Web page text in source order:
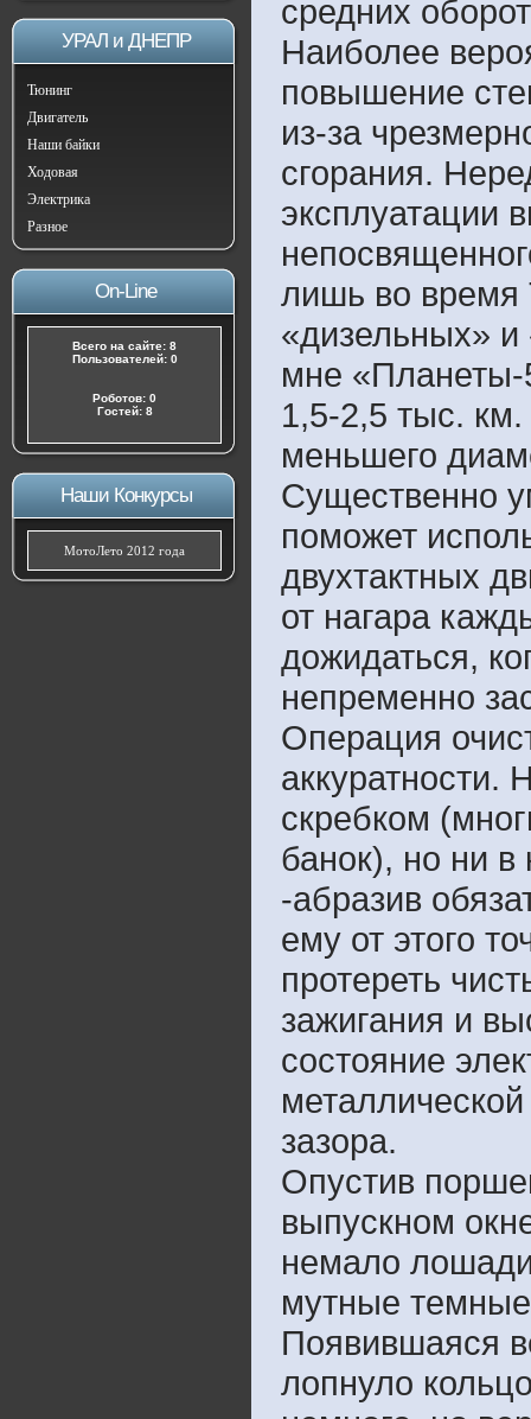
УРАЛ и ДНЕПР
Тюнинг
Двигатель
Наши байки
Ходовая
Электрика
Разное
On-Line
Всего на сайте: 8
Пользователей: 0
Роботов: 0
Гостей: 8
Наши Конкурсы
МотоЛето 2012 года
средних
Наиболее
повышение
из-за
сгорания.
эксплуатации
лишь во время
«дизельных»
мне «Планеты-
1,5-2,5 тыс.
меньшего
Существенно
поможет
двухтактных
от нагара
дожидаться,
непременно
Операция
аккуратности.
скребком
банок), но ни
-абразив
ему от этого
протереть
зажигания и
состояние
зазора.
Опустив
выпускном
немало
мутные темные
Появившаяся
лопнуло